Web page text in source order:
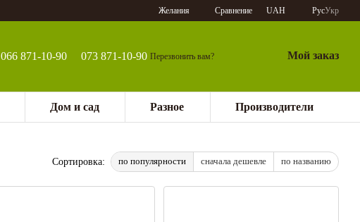
Желания Сравнение UAH РусУкр
066 871-10-90 073 871-10-90 Перезвонить вам? Мой заказ
Дом и сад Разное Производители
Сортировка: по популярности сначала дешевле по названию